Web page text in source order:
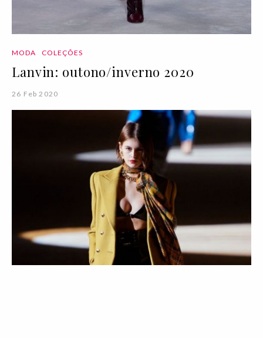
MODA COLEÇÕES
Lanvin: outono/inverno 2020
26 Feb 2020